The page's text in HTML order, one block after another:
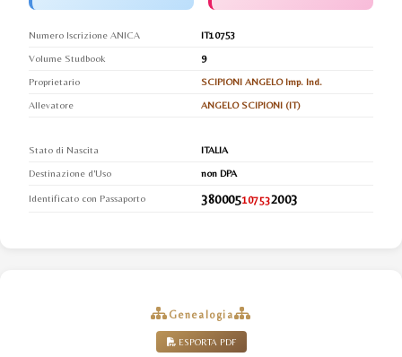
Numero Iscrizione ANICA
IT10753
Volume Studbook
9
Proprietario
SCIPIONI ANGELO Imp. Ind.
Allevatore
ANGELO SCIPIONI (IT)
Stato di Nascita
ITALIA
Destinazione d'Uso
non DPA
Identificato con Passaporto 380005107532003
Genealogia
ESPORTA PDF